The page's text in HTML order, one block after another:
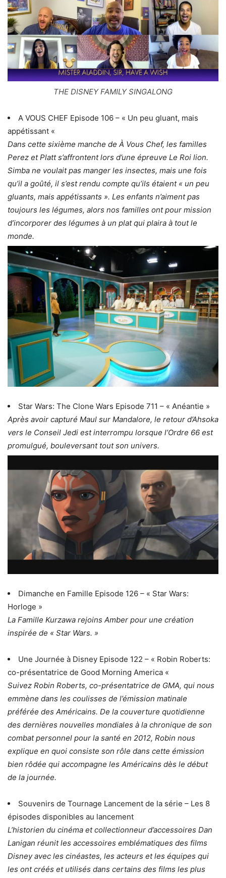
THE DISNEY FAMILY SINGALONG
A VOUS CHEF Episode 106 – « Un peu gluant, mais
appétissant «
Dans cette sixième manche de À Vous Chef, les familles
Perez et Platt s’affrontent lors d’une épreuve Le Roi lion.
Simba ne voulait pas manger les insectes, mais une fois
qu’il a goûté, il s’est rendu compte qu’ils étaient « un peu
gluants, mais appétissants ». Les enfants n’aiment pas
toujours les légumes, alors nos familles ont pour mission
d’incorporer des légumes à un plat qui plaira à tout le
monde.
Star Wars: The Clone Wars Episode 711 – « Anéantie »
Après avoir capturé Maul sur Mandalore, le retour d’Ahsoka
vers le Conseil Jedi est interrompu lorsque l’Ordre 66 est
promulgué, bouleversant tout son univers.
Dimanche en Famille Episode 126 – « Star Wars:
Horloge »
La Famille Kurzawa rejoins Amber pour une création
inspirée de « Star Wars. »
Une Journée à Disney Episode 122 – « Robin Roberts:
co-présentatrice de Good Morning America «
Suivez Robin Roberts, co-présentatrice de GMA, qui nous
emmène dans les coulisses de l’émission matinale
préférée des Américains. De la couverture quotidienne
des dernières nouvelles mondiales à la chronique de son
combat personnel pour la santé en 2012, Robin nous
explique en quoi consiste son rôle dans cette émission
bien rôdée qui accompagne les Américains dès le début
de la journée.
Souvenirs de Tournage Lancement de la série – Les 8
épisodes disponibles au lancement
L’historien du cinéma et collectionneur d’accessoires Dan
Lanigan réunit les accessoires emblématiques des films
Disney avec les cinéastes, les acteurs et les équipes qui
les ont créés et utilisés dans certains des films les plus